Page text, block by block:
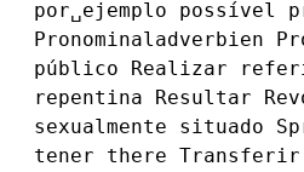
por␣ejemplo
possível
Pronominaladverbien
público
Realizar
repentina
Resultar
sexualmente
situado
tener
there Transferir